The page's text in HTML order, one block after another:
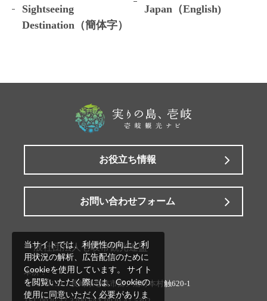
Sightseeing
Destination（簡体字）
Japan（English)
お役立ち情報
お問い合わせフォーム
一般社団法人壱岐市観光連盟
本所：
〒811-5133 長崎県壱岐市郷ノ浦町本村触620-1
当サイトでは、利便性の向上と利
用状況の解析、広告配信のために
Cookieを使用しています。 サイト
を閲覧いただく際には、Cookieの
使用に同意いただく必要がありま